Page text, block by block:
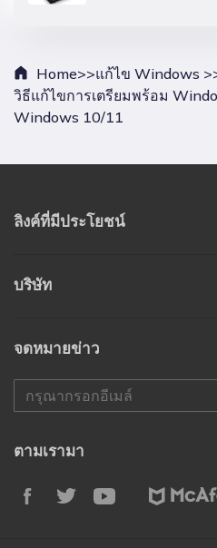
Home>>แก้ไข Windows
วิธีแก้ไขการเตรียมพร้อม
Windows 10/11
ลิงค์ที่มีประโยชน์
บริษัท
จดหมายข่าว
ตามเรามา